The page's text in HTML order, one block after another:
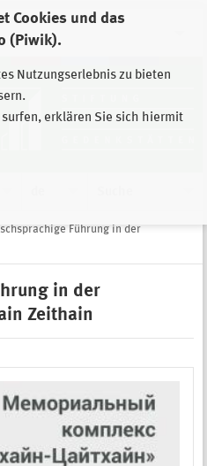
Cookies und das
(Piwik).
Nutzungserlebnis zu bieten
erklären Sie sich hiermit
Führung in der
in der
Zeithain